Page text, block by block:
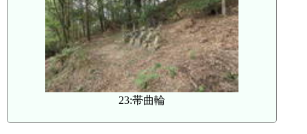
23:帯曲輪